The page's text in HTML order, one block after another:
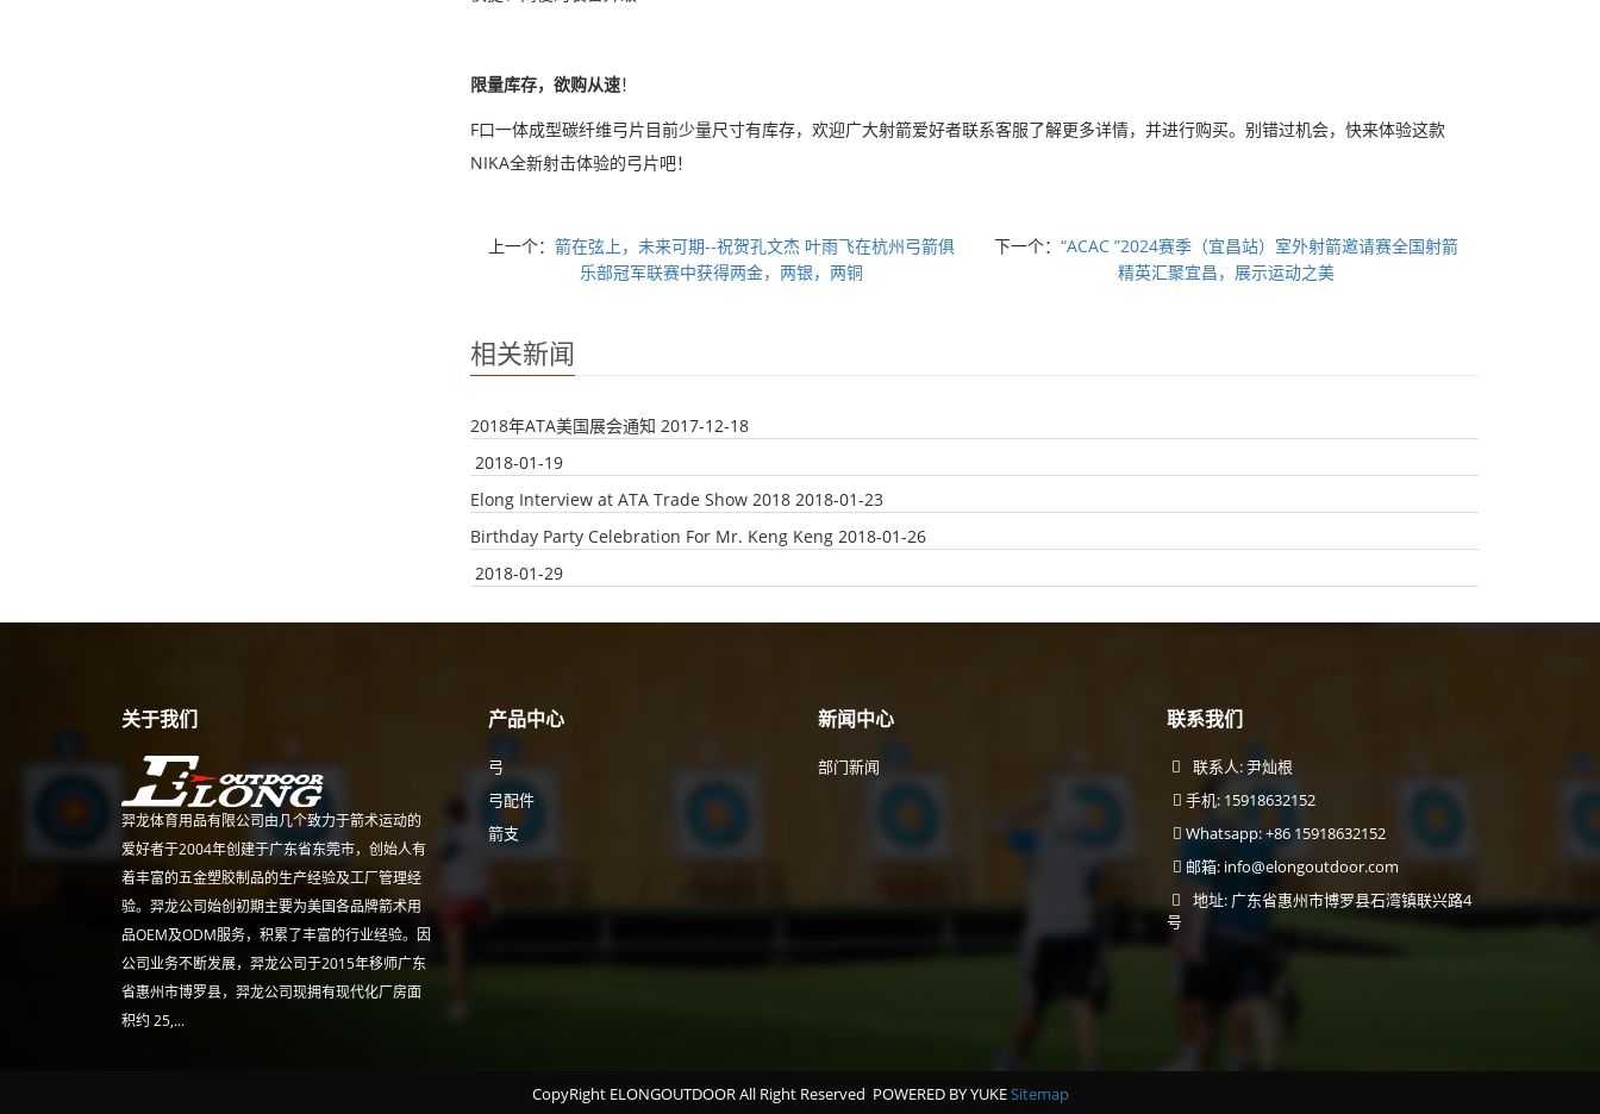
限量库存，欲购从速！
F口一体成型碳纤维弓片目前少量尺寸有库存，欢迎广大射箭爱好者联系客服了解更多详情，并进行购买。别错过机会，快来体验这款
NIKA全新射击体验的弓片吧！
上一个：箭在弦上，未来可期--祝贺孔文杰 叶雨飞在杭州弓箭俱
乐部冠军联赛中获得两金，两银，两铜
下一个：“ACAC ”2024赛季（宜昌站）室外射箭邀请赛全国射箭
精英汇聚宜昌，展示运动之美
相关新闻
2018年ATA美国展会通知 2017-12-18
2018-01-19
Elong Interview at ATA Trade Show 2018 2018-01-23
Birthday Party Celebration For Mr. Keng Keng 2018-01-26
2018-01-29
关于我们
羿龙体育用品有限公司由几个致力于箭术运动的
爱好者于2004年创建于广东省东莞市，创始人有
着丰富的五金塑胶制品的生产经验及工厂管理经
验。羿龙公司始创初期主要为美国各品牌箭术用
品OEM及ODM服务，积累了丰富的行业经验。因
公司业务不断发展，羿龙公司于2015年移师广东
省惠州市博罗县，羿龙公司现拥有现代化厂房面
积约 25,...
产品中心
弓
弓配件
箭支
新闻中心
部门新闻
联系我们
联系人: 尹灿根
手机: 15918632152
Whatsapp: +86 15918632152
邮箱: info@elongoutdoor.com
地址: 广东省惠州市博罗县石湾镇联兴路4
号
CopyRight ELONGOUTDOOR All Right Reserved POWERED BY YUKESitemap